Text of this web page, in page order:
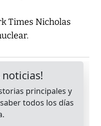
Times Nicholas